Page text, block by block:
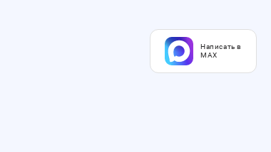
Написать в
MAX